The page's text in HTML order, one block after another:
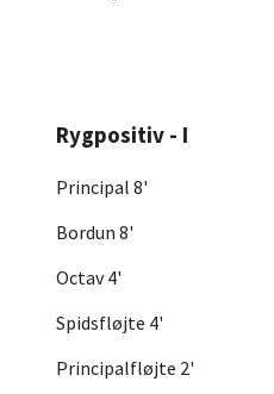
Rygpositiv - I
Principal 8'
Bordun 8'
Octav 4'
Spidsfløjte 4'
Principalfløjte 2'